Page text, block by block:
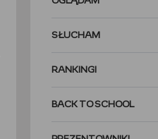
SŁUCHAM
RANKINGI
BACK TO SCHOOL